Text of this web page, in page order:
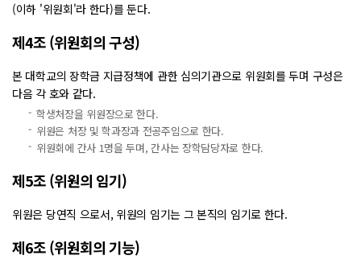
(이하 '위원회'라 한다)를 둔다.
제4조 (위원회의 구성)
본 대학교의 장학금 지급정책에 관한 심의기관으로 위원회를 두며 구성은
다음 각 호와 같다.
학생처장을 위원장으로 한다.
위원은 처장 및 학과장과 전공주임으로 한다.
위원회에 간사 1명을 두며, 간사는 장학담당자로 한다.
제5조 (위원의 임기)
위원은 당연직 으로서, 위원의 임기는 그 본직의 임기로 한다.
제6조 (위원회의 기능)